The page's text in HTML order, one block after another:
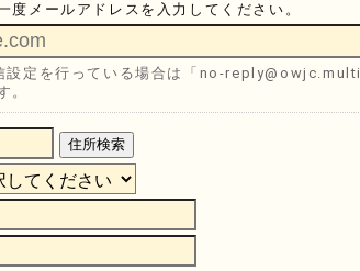
度メールアドレスを入力してください。
設定を行っている場合は「no-
。
住所検索